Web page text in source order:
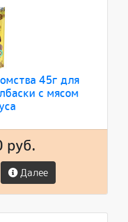
45г для
с мясом
руб.
Далее